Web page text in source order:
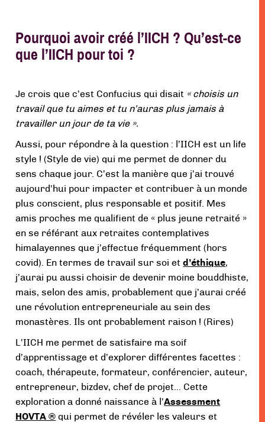
Pourquoi avoir créé l’IICH ? Qu’est-ce
que l’IICH pour toi ?
Je crois que c’est Confucius qui disait « choisis un
travail que tu aimes et tu n’auras plus jamais à
travailler un jour de ta vie ».
Aussi, pour répondre à la question : l’IICH est un life
style ! (Style de vie) qui me permet de donner du
sens chaque jour. C’est la manière que j’ai trouvé
aujourd’hui pour impacter et contribuer à un monde
plus conscient, plus responsable et positif. Mes
amis proches me qualifient de « plus jeune retraité »
en se référant aux retraites contemplatives
himalayennes que j’effectue fréquemment (hors
covid). En termes de travail sur soi etd’éthique,
j’aurai pu aussi choisir de devenir moine bouddhiste,
mais, selon des amis, probablement que j’aurai créé
une révolution entrepreneuriale au sein des
monastères. Ils ont probablement raison ! (Rires)
L’IICH me permet de satisfaire ma soif
d’apprentissage et d’explorer différentes facettes :
coach, thérapeute, formateur, conférencier, auteur,
entrepreneur, bizdev, chef de projet… Cette
exploration a donné naissance à l’Assessment
HOVTA ® qui permet de révéler les valeurs et